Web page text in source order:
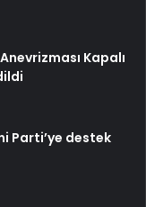
Kapalı
Parti’ye destek